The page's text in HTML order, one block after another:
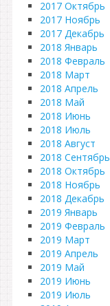
2017 Октябрь
2017 Ноябрь
2017 Декабрь
2018 Январь
2018 Февраль
2018 Март
2018 Апрель
2018 Май
2018 Июнь
2018 Июль
2018 Август
2018 Сентябрь
2018 Октябрь
2018 Ноябрь
2018 Декабрь
2019 Январь
2019 Февраль
2019 Март
2019 Апрель
2019 Май
2019 Июнь
2019 Июль